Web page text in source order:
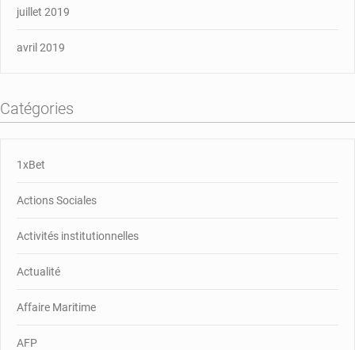
juillet 2019
avril 2019
Catégories
1xBet
Actions Sociales
Activités institutionnelles
Actualité
Affaire Maritime
AFP